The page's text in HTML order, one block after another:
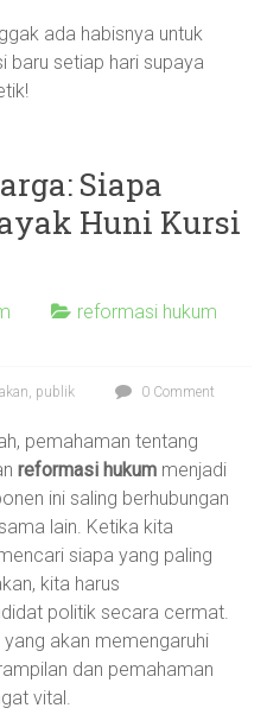
ada habisnya untuk
baru setiap hari supaya
Siapa
Huni Kursi
reformasi hukum
, publik 0 Comment
pemahaman tentang
reformasi hukum menjadi
ini saling berhubungan
lain. Ketika kita
siapa yang paling
kita harus
politik secara cermat.
akan memengaruhi
dan pemahaman
vital.